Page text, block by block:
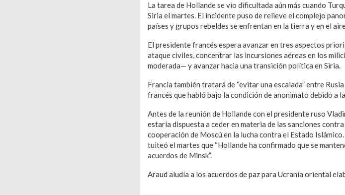
La tarea de Hollande se vio dificultada aún más cuando
Siria el martes. El incidente puso de relieve el complejo
países y grupos rebeldes se enfrentan en la tierra y en el
El presidente francés espera avanzar en tres aspectos
ataque civiles, concentrar las incursiones aéreas en los
moderada— y avanzar hacia una transición política en Siria.
Francia también tratará de “evitar una escalada” entre
francés que habló bajo la condición de anonimato debido a
Antes de la reunión de Hollande con el presidente ruso
estaría dispuesta a ceder en materia de las sanciones
cooperación de Moscú en la lucha contra el Estado
tuiteó el martes que “Hollande ha confirmado que se
acuerdos de Minsk”.
Araud aludía a los acuerdos de paz para Ucrania oriental